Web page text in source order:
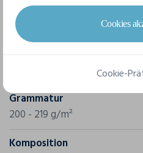
Marke
Kustom Kit
Referenz
Grammatur
200 - 219 g/m²
Komposition
Cookies
Cookie-